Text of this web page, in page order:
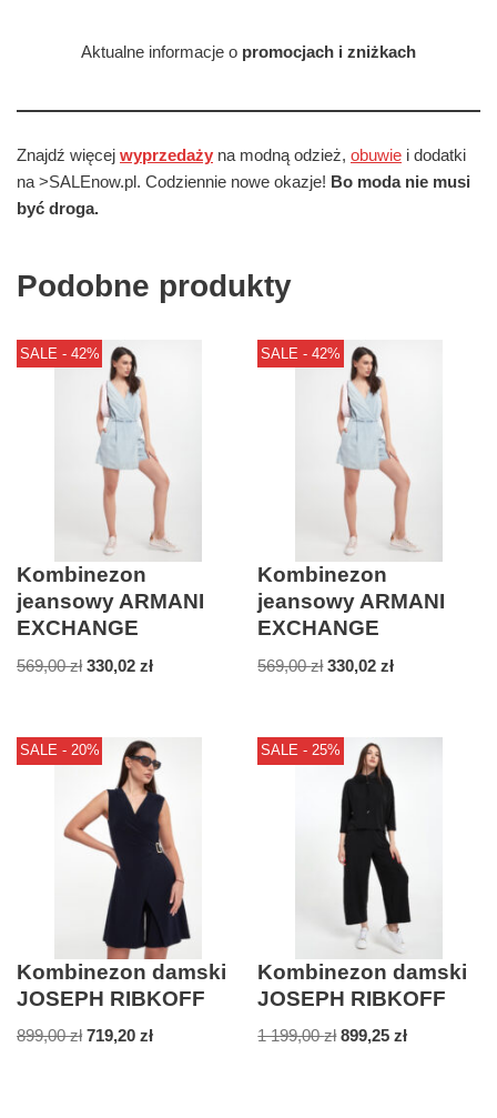
Aktualne informacje o promocjach i zniżkach
Znajdź więcej wyprzedaży na modną odzież, obuwie i dodatki
na >SALEnow.pl. Codziennie nowe okazje! Bo moda nie musi
być droga.
Podobne produkty
SALE - 42%
Kombinezon
jeansowy ARMANI
EXCHANGE
569,00zł 330,02 zł
SALE - 42%
Kombinezon
jeansowy ARMANI
EXCHANGE
569,00zł 330,02zł
SALE - 20%
Kombinezon damski
JOSEPH RIBKOFF
899,00zł 719,20 zł
SALE - 25%
Kombinezon damski
JOSEPH RIBKOFF
1 199,00zł 899,25zł